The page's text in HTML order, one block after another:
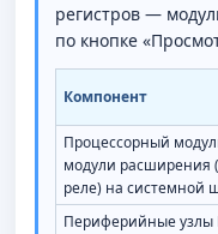
регистров —
по кнопке
Компонент
Процессорный
модули расширения
реле) на системной
Периферийные